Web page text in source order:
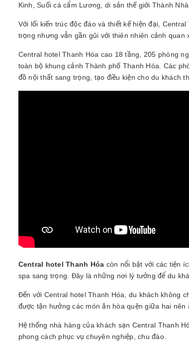
Kinh, Suối cá cẩm Lương, di sản thế giới Thành
Với lối kiến trúc độc đáo và thiết kế hiện đại,
trọng nhưng vẫn gần gũi với thiên nhiên cảnh quan
Central hotel Thanh Hóa cao 18 tầng, 205 phòng
toàn bộ khung cảnh Thành phố Thanh Hóa. Các
đồ nội thất sang trọng, tạo điều kiện cho du khách
Central hotel Thanh Hóa còn nổi bật với các tiện
spa sang trọng. Đây là những nơi lý tưởng để du
Đến với Central hotel Thanh Hóa, du khách không
được tận hưởng các món ăn hòa quện giữa hai nên
Hệ thống nhà hàng của khách sạn Central Thanh
phong cách phục vụ chuyên nghiệp, chu đáo.